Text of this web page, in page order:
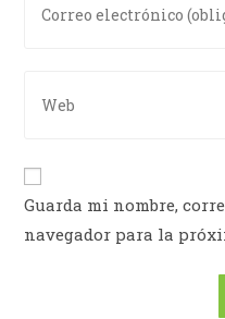
Guarda mi nombre,
navegador para la